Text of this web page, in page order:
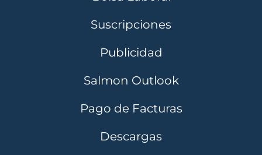
Suscripciones
Publicidad
Salmon Outlook
Pago de Facturas
Descargas